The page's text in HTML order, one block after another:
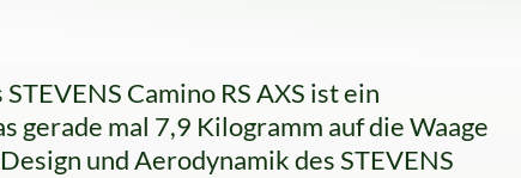
Camino RS AXS ist ein
gerade mal 7,9 Kilogramm auf die Waage
und Aerodynamik des STEVENS